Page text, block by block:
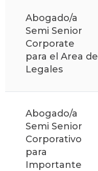
Abogado/a
Semi Senior
Corporate
para el Area de
Legales
Abogado/a
Semi Senior
Corporativo
para
Importante